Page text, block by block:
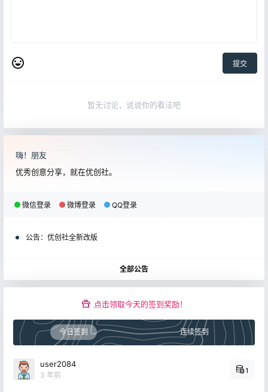
提交
暂无讨论，说说你的看法吧
嗨！朋友
优秀创意分享，就在优创社。
微信登录 微博登录 QQ登录
公告： 优创社全新改版
全部公告
点击领取今天的签到奖励！
今日签到 连续签到
user2084
3 年前
1